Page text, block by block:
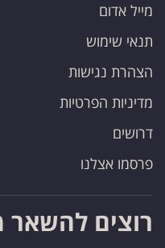
מייל אדום
תנאי שימוש
הצהרת נגישות
מדיניות הפרטיות
דרושים
פרסמו אצלנו
רוצים להשאר